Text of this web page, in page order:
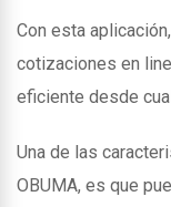
Con esta
cotizaciones en
eficiente desde
Una de las
OBUMA, es que